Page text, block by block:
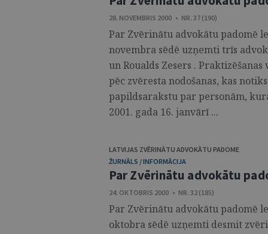
28. NOVEMBRIS 2000 • NR. 37 (190)
Par Zvērinātu advokātu padomē
novembra sēdē uzņemti trīs
un Roualds Zesers .
pēc zvēresta nodošanas, kas
papildsarakstu par personām,
2001. gada 16. janvārī ...
LATVIJAS ZVĒRINĀTU ADVOKĀTU PADOME
ŽURNĀLS / INFORMĀCIJA
Par Zvērinātu advokātu
24. OKTOBRIS 2000 • NR. 32 (185)
Par Zvērinātu advokātu padomē
oktobra sēdē uzņemti desmit